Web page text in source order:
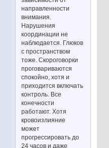
направленности
внимания.
Нарушения
координации не
наблюдается. Глюков
с пространством
тоже. Скороговорки
проговариваются
спокойно, хотя и
приходится включать
контроль. Все
конечности
работают. Хотя
кровоизлияние
может
прогрессировать до
24 часов и даже